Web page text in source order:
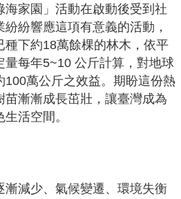
園」活動在啟動後受到社
紛響應這項有意義的活動，
種下約18萬餘棵的林木，依平
量每年5~10 公斤計算，對地球
100萬公斤之效益。期盼這份熱
苗漸漸成長茁壯，讓臺灣成為
活空間。
減少、氣候變遷、環境失衡